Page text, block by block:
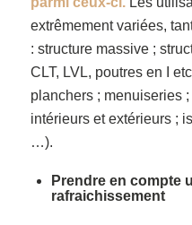
extrêmement variées,
: structure massive ;
CLT, LVL, poutres en I
planchers ; menuiseries
intérieurs et extérieurs ;
…).
Prendre en compte
rafraichissement